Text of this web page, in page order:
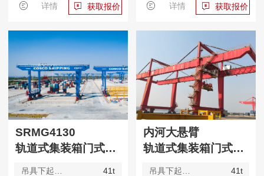
详情 获取报价 详情 获取报价
SRMG4130
轨道式集装箱门式起重机
41t
内河大悬臂
轨道式集装箱门式起重机
41t